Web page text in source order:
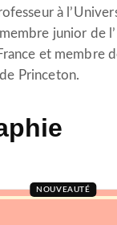
à
junior de
et membre
Princeton.
NOUVEAUTÉ